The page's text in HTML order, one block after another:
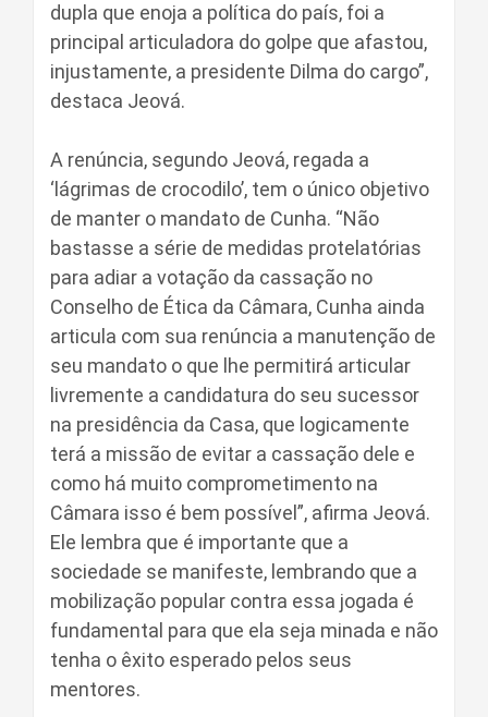
dupla que enoja a política do país, foi a
principal articuladora do golpe que afastou,
injustamente, a presidente Dilma do cargo”,
destaca Jeová.
A renúncia, segundo Jeová, regada a
‘lágrimas de crocodilo’, tem o único objetivo
de manter o mandato de Cunha. “Não
bastasse a série de medidas protelatórias
para adiar a votação da cassação no
Conselho de Ética da Câmara, Cunha ainda
articula com sua renúncia a manutenção de
seu mandato o que lhe permitirá articular
livremente a candidatura do seu sucessor
na presidência da Casa, que logicamente
terá a missão de evitar a cassação dele e
como há muito comprometimento na
Câmara isso é bem possível”, afirma Jeová.
Ele lembra que é importante que a
sociedade se manifeste, lembrando que a
mobilização popular contra essa jogada é
fundamental para que ela seja minada e não
tenha o êxito esperado pelos seus
mentores.